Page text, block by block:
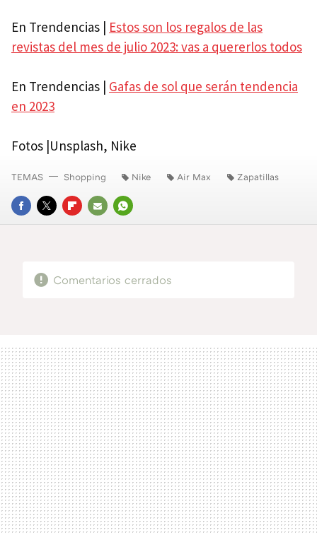
En Trendencias | Estos son los regalos de las
revistas del mes de julio 2023: vas a quererlos todos
En Trendencias | Gafas de sol que serán tendencia
en 2023
Fotos |Unsplash, Nike
FACEBOOK
TWITTERFLIPBOARD
E-
WHATSAPP
TEMAS Shopping Nike Air Max Zapatillas
Comentarios cerrados